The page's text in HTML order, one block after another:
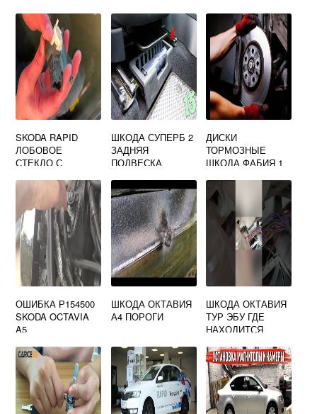
SKODA RAPID
ЛОБОВОЕ
СТЕКЛО С
ШКОДА СУПЕРБ 2
ЗАДНЯЯ
ПОДВЕСКА
ДИСКИ
ТОРМОЗНЫЕ
ШКОДА ФАБИЯ 1
ОШИБКА Р154500
SKODA OCTAVIA
A5
ШКОДА ОКТАВИЯ
А4 ПОРОГИ
ШКОДА ОКТАВИЯ
ТУР ЭБУ ГДЕ
НАХОДИТСЯ